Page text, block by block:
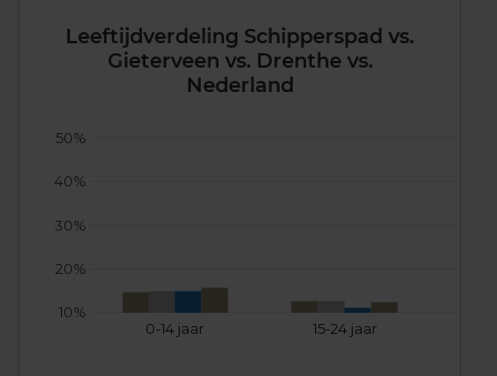
Leeftijdverdeling Schipperspad vs.
Gieterveen vs. Drenthe vs.
Nederland
0-14 jaar 15-24 jaar
10%
20%
30%
40%
50%